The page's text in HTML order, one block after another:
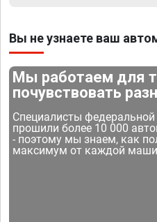
Вы не узнаете ваш
Мы работаем для
почувствовать
Специалисты
прошили более 10 000
- поэтому мы знаем, как
максимум от каждой